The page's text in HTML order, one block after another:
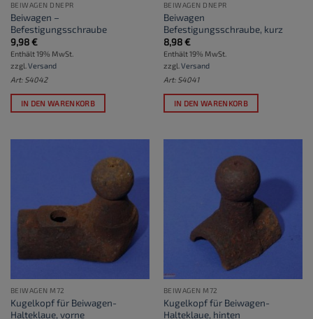
BEIWAGEN DNEPR
Beiwagen –
Befestigungsschraube
9,98€
Enthält 19% MwSt.
zzgl. Versand
Art: S4042
IN DEN WARENKORB
BEIWAGEN DNEPR
Beiwagen
Befestigungsschraube, kurz
8,98€
Enthält 19% MwSt.
zzgl. Versand
Art: S4041
IN DEN WARENKORB
BEIWAGEN M72
Kugelkopf für Beiwagen-
Halteklaue, vorne
BEIWAGEN M72
Kugelkopf für Beiwagen-
Halteklaue, hinten